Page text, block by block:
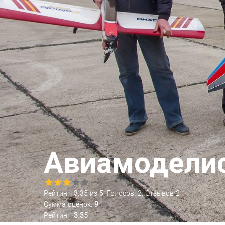
Рейтинг:3.35из5, Голосов:2, Отзывов2
Сумма оценок:9
Рейтинг:3.35